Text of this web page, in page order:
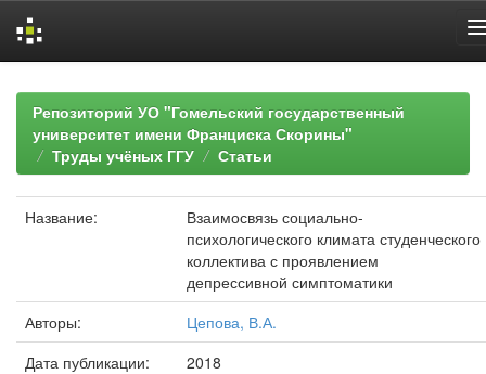
navigationРепозиторий УО "Гомельский государственный
университет имени Франциска Скорины"
Труды учёных ГГУ
Статьи
Название:
Взаимосвязь социально-
психологического климата студенческого
коллектива с проявлением
депрессивной симптоматики
Авторы:
Цепова, В.А.
Дата публикации:
2018